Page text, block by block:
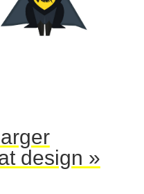
design »